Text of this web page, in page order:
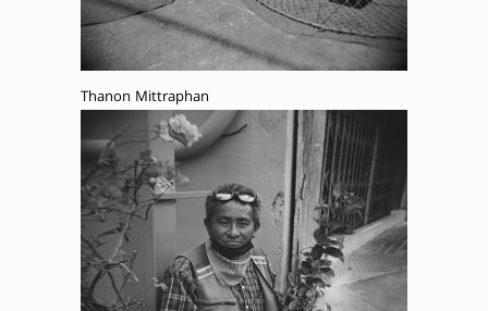
Thanon Mittraphan